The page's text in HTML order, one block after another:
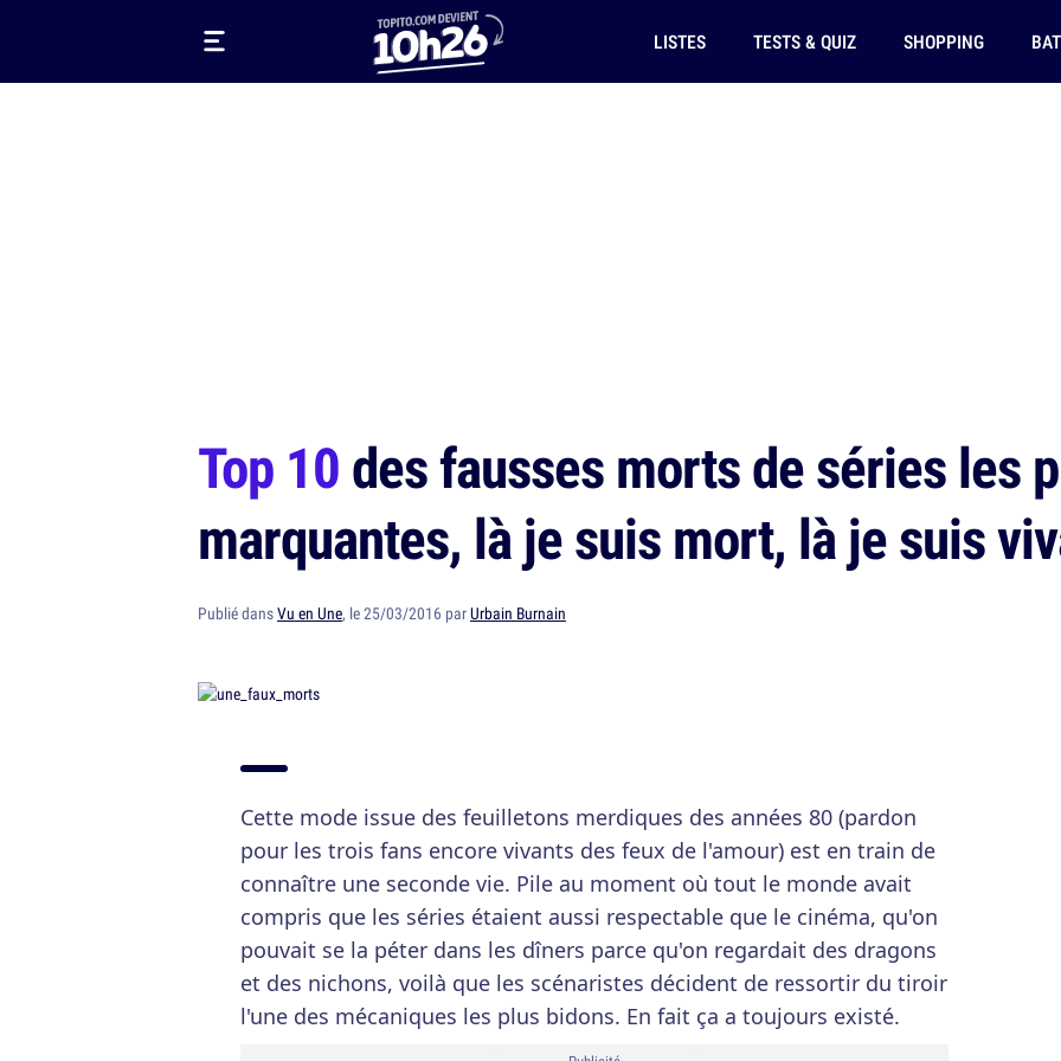
LISTES TESTS & QUIZ SHOPPING
Top 10des fausses morts de séries les
marquantes, là je suis mort, là je suis
Publié dansVu en Une, le 25/03/2016 parUrbain Burnain
Cette mode issue des feuilletons merdiques des années 80 (pardon
pour les trois fans encore vivants des feux de l'amour) est en train de
connaître une seconde vie. Pile au moment où tout le monde avait
compris que les séries étaient aussi respectable que le cinéma, qu'on
pouvait se la péter dans les dîners parce qu'on regardait des dragons
et des nichons, voilà que les scénaristes décident de ressortir du tiroir
l'une des mécaniques les plus bidons. En fait ça a toujours existé.